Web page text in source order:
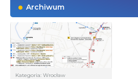
Archiwum
Kategoria: Wrocław